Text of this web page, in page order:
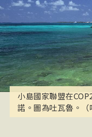
小島國家聯盟在
諾。圖為吐瓦魯。（